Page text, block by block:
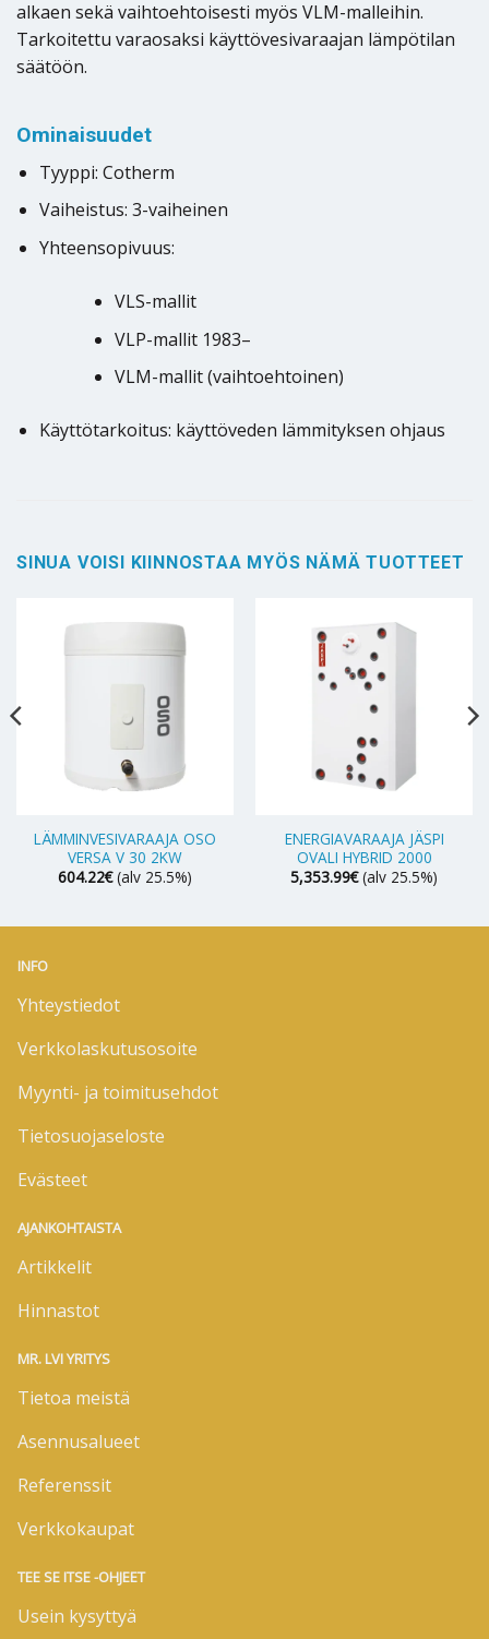
alkaen sekä vaihtoehtoisesti myös VLM-malleihin.
Tarkoitettu varaosaksi käyttövesivaraajan lämpötilan
säätöön.
Ominaisuudet
Tyyppi: Cotherm
Vaiheistus: 3-vaiheinen
Yhteensopivuus:
VLS-mallit
VLP-mallit 1983–
VLM-mallit (vaihtoehtoinen)
Käyttötarkoitus: käyttöveden lämmityksen ohjaus
SINUA VOISI KIINNOSTAA MYÖS NÄMÄ TUOTTEET
LÄMMINVESIVARAAJA OSO
VERSA V 30 2KW
604.22€ (alv 25.5%)
ENERGIAVARAAJA JÄSPI
OVALI HYBRID 2000
5,353.99€ (alv 25.5%)
INFO
Yhteystiedot
Verkkolaskutusosoite
Myynti- ja toimitusehdot
Tietosuojaseloste
Evästeet
AJANKOHTAISTA
Artikkelit
Hinnastot
MR. LVI YRITYS
Tietoa meistä
Asennusalueet
Referenssit
Verkkokaupat
TEE SE ITSE -OHJEET
Usein kysyttyä